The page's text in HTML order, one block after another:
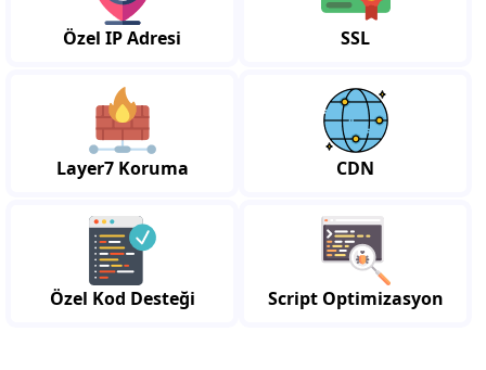
Özel IP Adresi SSL
Layer7 Koruma CDN
Özel Kod Desteği Script Optimizasyon